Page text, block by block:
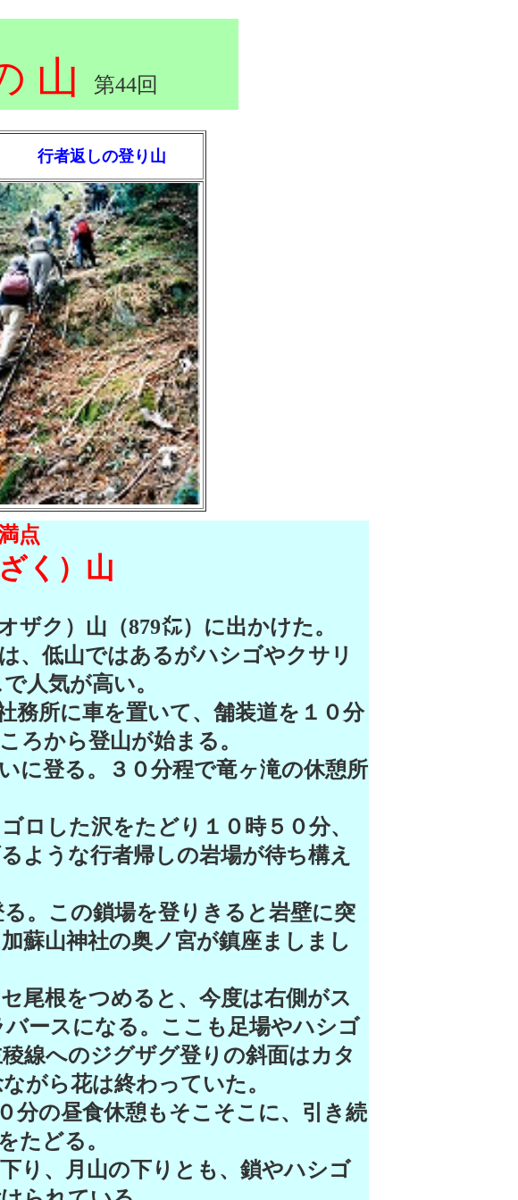
行者返しの登り山
く）山
ク）山（879㍍）に出かけた。
、低山ではあるがハシゴやクサリ
人気が高い。
務所に車を置いて、舗装道を１０分
ろから登山が始まる。
に登る。３０分程で竜ヶ滝の休憩所
ロした沢をたどり１０時５０分、
ような行者帰しの岩場が待ち構え
。この鎖場を登りきると岩壁に突
蘇山神社の奥ノ宮が鎮座ましまし
尾根をつめると、今度は右側がス
ースになる。ここも足場やハシゴ
線へのジグザグ登りの斜面はカタ
がら花は終わっていた。
分の昼食休憩もそこそこに、引き続
たどる。
り、月山の下りとも、鎖やハシゴ
山 第44回